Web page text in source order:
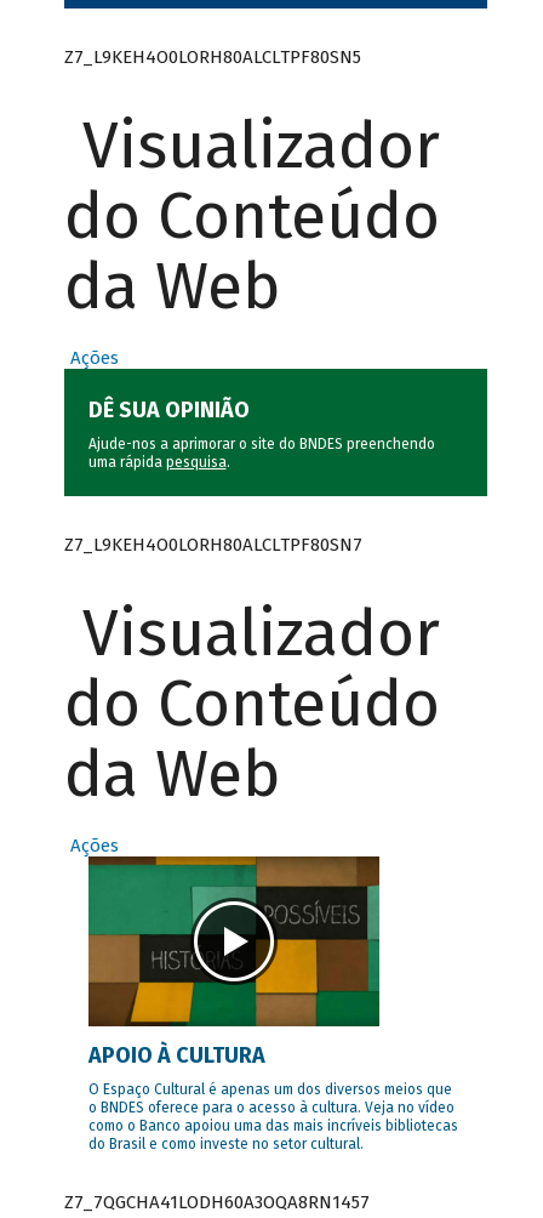
Z7_L9KEH4O0LORH80ALCLTPF80SN5
Visualizador
do Conteúdo
da Web
Ações
DÊ SUA OPINIÃO
Ajude-nos a aprimorar o site do BNDES preenchendo
uma rápida pesquisa.
Z7_L9KEH4O0LORH80ALCLTPF80SN7
Visualizador
do Conteúdo
da Web
Ações
APOIO À CULTURA
O Espaço Cultural é apenas um dos diversos meios que
o BNDES oferece para o acesso à cultura. Veja no vídeo
como o Banco apoiou uma das mais incríveis bibliotecas
do Brasil e como investe no setor cultural.
Z7_7QGCHA41LODH60A3OQA8RN1457